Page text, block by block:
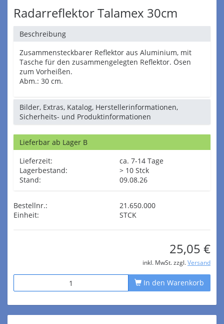
Radarreflektor Talamex 30cm
Beschreibung
Zusammensteckbarer Reflektor aus Aluminium, mit
Tasche für den zusammengelegten Reflektor. Ösen
zum Vorheißen.
Abm.: 30 cm.
Bilder, Extras, Katalog, Herstellerinformationen,
Sicherheits- und Produktinformationen
Lieferbar ab Lager B
Lieferzeit:
ca. 7-14 Tage
Lagerbestand:
> 10 Stck
Stand:
09.08.26
Bestellnr.:
21.650.000
Einheit:
STCK
25,05 €
inkl. MwSt. zzgl. Versand
In den Warenkorb